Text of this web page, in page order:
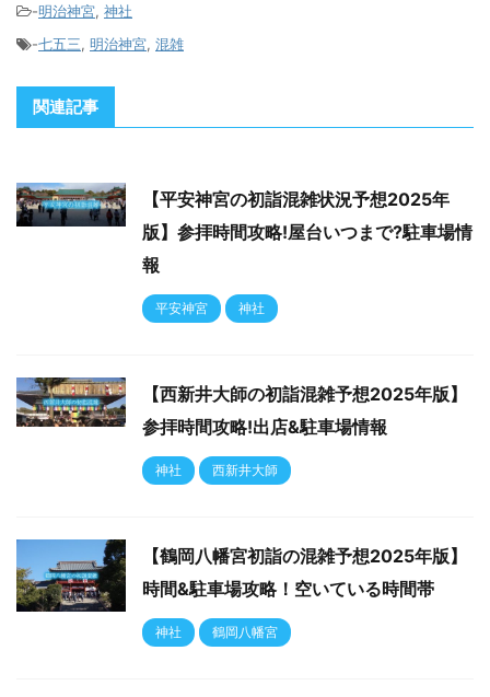
-明治神宮, 神社
-七五三, 明治神宮, 混雑
関連記事
【平安神宮の初詣混雑状況予想2025年
版】参拝時間攻略!屋台いつまで?駐車場情
報
平安神宮 神社
【西新井大師の初詣混雑予想2025年版】
参拝時間攻略!出店&駐車場情報
神社 西新井大師
【鶴岡八幡宮初詣の混雑予想2025年版】
時間&駐車場攻略！空いている時間帯
神社 鶴岡八幡宮